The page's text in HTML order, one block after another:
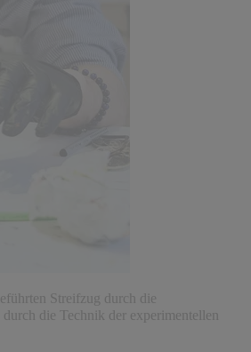
Streifzug durch die
die Technik der experimentellen